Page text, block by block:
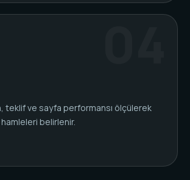
teklif ve sayfa performansı ölçülerek
belirlenir.